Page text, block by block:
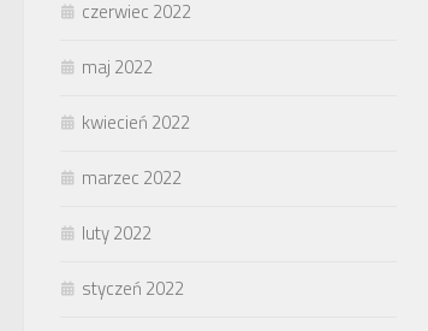
czerwiec 2022
maj 2022
kwiecień 2022
marzec 2022
luty 2022
styczeń 2022